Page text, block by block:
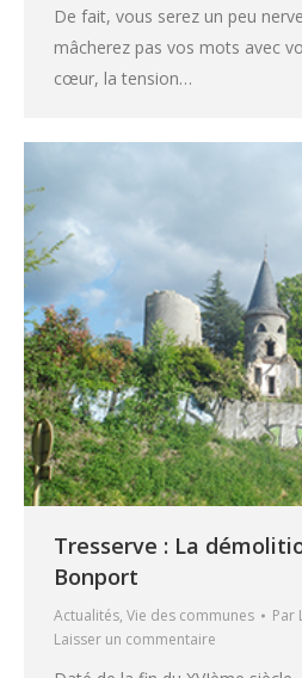
De fait, vous serez un peu
mâcherez pas vos mots avec
cœur, la tension…
Tresserve : La
Bonport
Actualités, Vie des communes Par
Laisser un commentaire